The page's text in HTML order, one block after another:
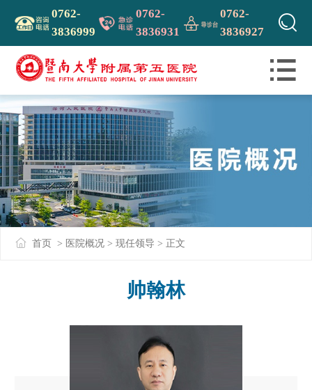
0762-
3836999
0762-
3836931
0762-
3836927

 首页 > 医院概况 > 现任领导 > 正文
帅翰林